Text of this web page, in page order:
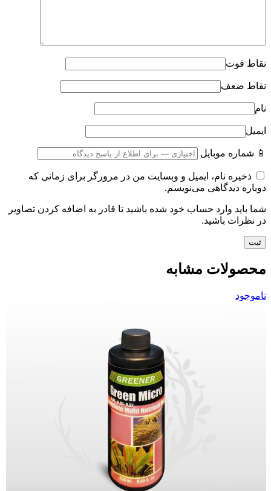
نقاط قوت
نقاط ضعف
نام
ایمیل
📱 شماره موبایل
ذخیره نام، ایمیل و وبسایت من در مرورگر برای زمانی که
دوباره دیدگاهی می‌نویسم.
شما باید وارد حساب خود شده باشید تا قادر به اضافه کردن تصاویر
در نظرات باشید.
محصولات مشابه
ناموجود